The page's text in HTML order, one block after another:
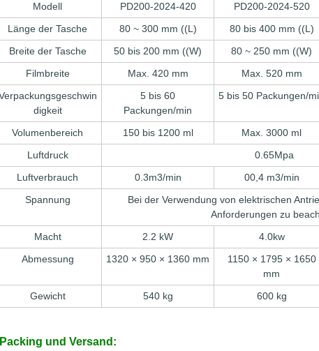
Modell PD200-2024-420 PD200-2024-520
Länge der Tasche
80 ~ 300 mm ((L) 80 bis 400 mm ((L)
Breite der Tasche
50 bis 200 mm ((W) 80 ~ 250 mm ((W)
Filmbreite
Max. 420 mm Max. 520 mm
digkeit
5 bis 60
Packungen/min
5 bis 50 Packungen/
Volumenbereich 150 bis 1200 ml Max. 3000 ml
Luftdruck
0.65Mpa
Luftverbrauch
0.3m3/min 00,4 m3/min
Spannung
Bei der Verwendung von elektrischen
Anforderungen zu
Macht
2.2 kW 4.0kw
Abmessung
1320 × 950 × 1360 mm
1150 × 1795 × 1650
mm
Gewicht 540 kg 600 kg
und Versand: